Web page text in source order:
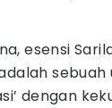
esensi
sebuah
dengan